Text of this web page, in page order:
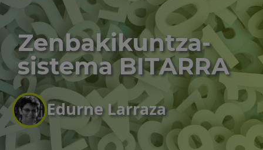
Zenbakikuntza-
sistema BITARRA
Edurne Larraza